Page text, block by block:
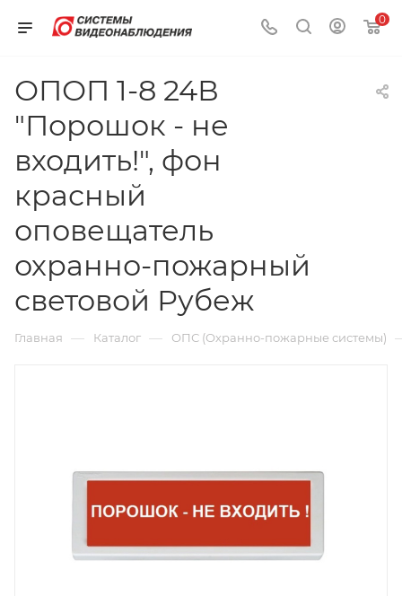
0
ОПОП 1-8 24В
"Порошок - не
входить!", фон
красный
оповещатель
охранно-пожарный
световой Рубеж
Главная — Каталог — ОПС (Охранно-пожарные системы)